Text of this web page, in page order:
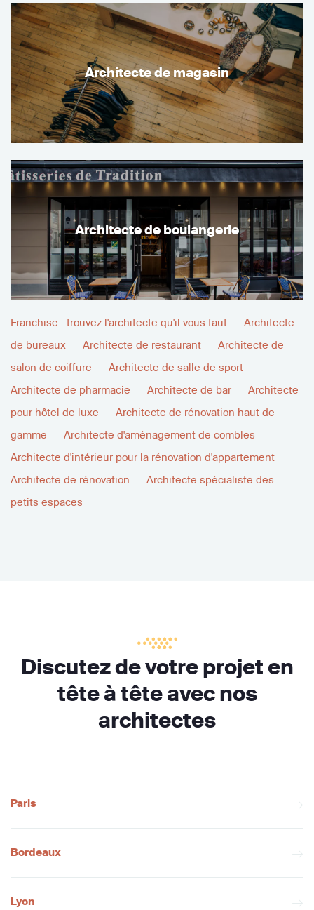
Architecte de magasin
Architecte de boulangerie
Franchise : trouvez l'architecte qu'il vous faut
Architecte
de bureaux
Architecte de restaurant
Architecte de
salon de coiffure
Architecte de salle de sport
Architecte de pharmacie
Architecte de bar
Architecte
pour hôtel de luxe
Architecte de rénovation haut de
gamme
Architecte d'aménagement de combles
Architecte d'intérieur pour la rénovation d'appartement
Architecte de rénovation
Architecte spécialiste des
petits espaces
Discutez de votre projet en
tête à tête avec nos
architectes
Paris
Bordeaux
Lyon